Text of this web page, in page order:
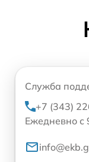
Служба
+7 (343)
Ежедневно с